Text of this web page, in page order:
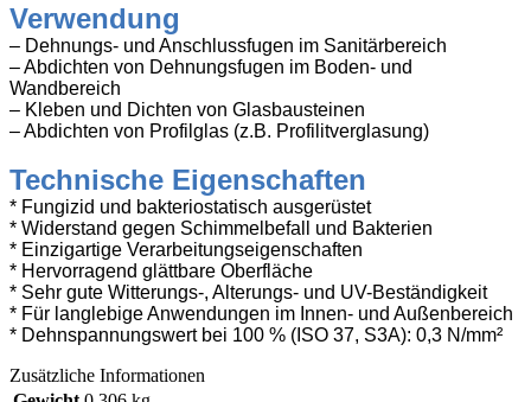
Verwendung
– Dehnungs- und Anschlussfugen im Sanitärbereich
– Abdichten von Dehnungsfugen im Boden- und
Wandbereich
– Kleben und Dichten von Glasbausteinen
– Abdichten von Profilglas (z.B. Profilitverglasung)
Technische Eigenschaften
* Fungizid und bakteriostatisch ausgerüstet
* Widerstand gegen Schimmelbefall und Bakterien
* Einzigartige Verarbeitungseigenschaften
* Hervorragend glättbare Oberfläche
* Sehr gute Witterungs-, Alterungs- und UV-Beständigkeit
* Für langlebige Anwendungen im Innen- und Außenbereich
* Dehnspannungswert bei 100 % (ISO 37, S3A): 0,3 N/mm²
Zusätzliche Informationen